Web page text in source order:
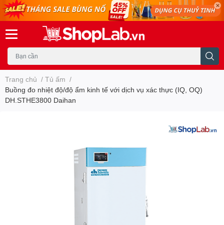
Trang chủ / Tủ ấm /
Buồng đo nhiệt độ/độ ẩm kinh tế với dịch vụ xác thực (IQ, OQ)
DH.STHE3800 Daihan